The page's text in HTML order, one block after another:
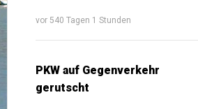
vor 540 Tagen 1 Stunden
PKW auf Gegenverkehr
gerutscht